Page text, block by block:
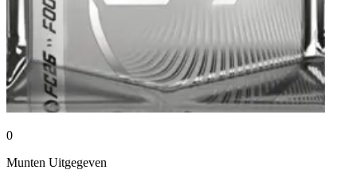
0
Munten Uitgegeven